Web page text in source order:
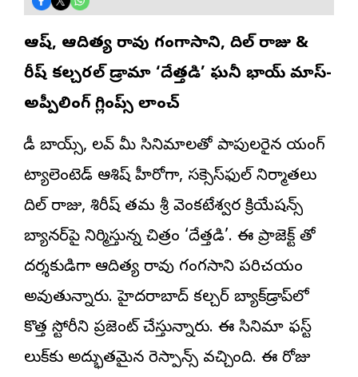
ఆశిష్, ఆదిత్య రావు గంగాసాని, దిల్‌ రాజు &
శిరీష్ కల్చరల్ డ్రామా ‘దేత్తడి’ ఘనీ భాయ్ మాస్-
అప్పీలింగ్ గ్లింప్స్ లాంచ్
రౌడీ బాయ్స్, లవ్ మీ సినిమాలతో పాపులరైన యంగ్
ట్యాలెంటెడ్ ఆశిష్ హీరోగా, సక్సెస్‌ఫుల్ నిర్మాతలు
దిల్ రాజు, శిరీష్ తమ శ్రీ వెంకటేశ్వర క్రియేషన్స్
బ్యానర్‌పై నిర్మిస్తున్న చిత్రం ‘దేత్తడి’. ఈ ప్రాజెక్ట్‌ తో
దర్శకుడిగా ఆదిత్య రావు గంగసాని పరిచయం
అవుతున్నారు. హైదరాబాద్ కల్చర్ బ్యాక్‌డ్రాప్‌లో
కొత్త స్టోరీని ప్రజెంట్ చేస్తున్నారు. ఈ సినిమా ఫస్ట్
లుక్‌కు అద్భుతమైన రెస్పాన్స్ వచ్చింది. ఈ రోజు